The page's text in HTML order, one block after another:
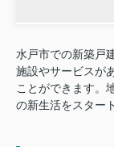
水戸市での新築戸
施設やサービスが
ことができます。
の新生活をスター